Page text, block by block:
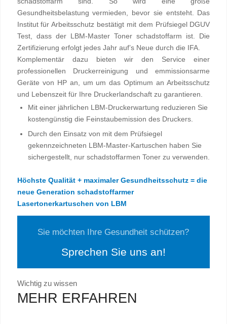
Gesundheitsbelastung vermieden, bevor sie entsteht. Das
Institut für Arbeitsschutz bestätigt mit dem Prüfsiegel DGUV
Test, dass der LBM-Master Toner schadstoffarm ist. Die
Zertifizierung erfolgt jedes Jahr auf’s Neue durch die IFA.
Komplementär dazu bieten wir den Service einer
professionellen Druckerreinigung und emmissionsarme
Geräte von HP an, um um das Optimum an Arbeitsschutz
und Lebenszeit für Ihre Druckerlandschaft zu garantieren.
Mit einer jährlichen LBM-Druckerwartung reduzieren Sie
kostengünstig die Feinstaubemission des Druckers.
Durch den Einsatz von mit dem Prüfsiegel
gekennzeichneten LBM-Master-Kartuschen haben Sie
sichergestellt, nur schadstoffarmen Toner zu verwenden.
Höchste Qualität + maximaler Gesundheitsschutz = die
neue Generation schadstoffarmer
Lasertonerkartuschen von LBM
Sie möchten Ihre Gesundheit schützen?
Sprechen Sie uns an!
Wichtig zu wissen
MEHR ERFAHREN